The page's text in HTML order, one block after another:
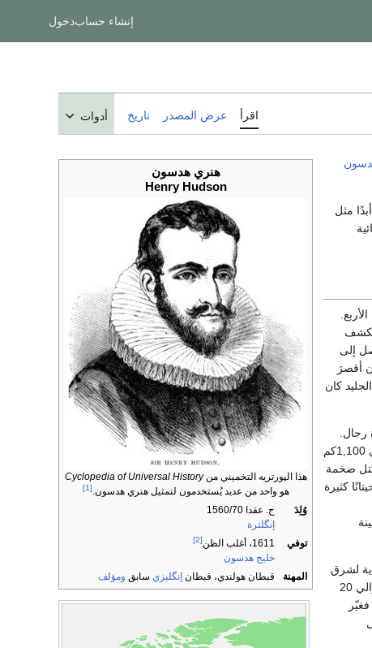
إنشاء حسابدخول
اقرأ عرض المصدر تاريخ أدوات
هنري هدسون
Henry Hudson
هذا الپورتريه التخميني منCyclopedia of Universal History
هو واحد من عديد يُستخدمون لتمثيل هنري هدسون.[1]
وُلِدَ
ح. عقدا 1560/70
إنگلترة
توفي
1611، أغلب الظن [2]
خليج هدسون
المهنة
قبطان هولندي، قبطان إنگليزي سابق ومؤلف
مثل
أتمَّ رحلاته الأربع.
يكشف
إلى
أقصرَ
كان
رجال.
وتبعد هذه الجزر حوالي 1,100كم
ضخمة
كثيرة
لشرق
الهند، هدسون لكي يقوم بإحدى الحملات وسلمته الشركة سفينة، واسمها هاف مون، وطاقمًا من حوالي 20